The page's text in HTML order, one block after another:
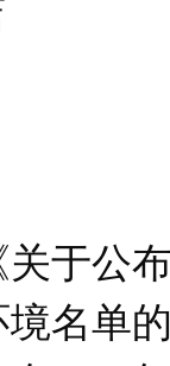
关于公
名单